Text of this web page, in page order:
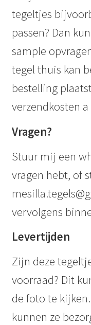
tegeltjes
passen? Dan
sample
tegel thuis kan
bestelling
verzendkosten
Vragen?
Stuur mij een
vragen hebt, of
vervolgens
Levertijden
Zijn deze
voorraad? Dit
de foto te
kunnen ze